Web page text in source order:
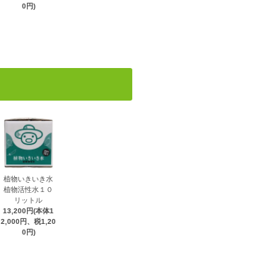
0円)
植物いきいき水
植物活性水１０
リットル
13,200円(本体1
2,000円、税1,20
0円)